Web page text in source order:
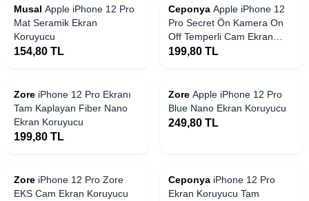
Musal Apple iPhone 12 Pro
Mat Seramik Ekran
Koruyucu
154,80 TL
Ceponya Apple iPhone 12
Pro Secret Ön Kamera On
Off Temperli Cam Ekran
Koruyucu
199,80 TL
Zore iPhone 12 Pro Ekranı
Tam Kaplayan Fiber Nano
Ekran Koruyucu
199,80 TL
Zore Apple iPhone 12 Pro
Blue Nano Ekran Koruyucu
249,80 TL
Zore iPhone 12 Pro Zore
EKS Cam Ekran Koruyucu
Ceponya iPhone 12 Pro
Ekran Koruyucu Tam